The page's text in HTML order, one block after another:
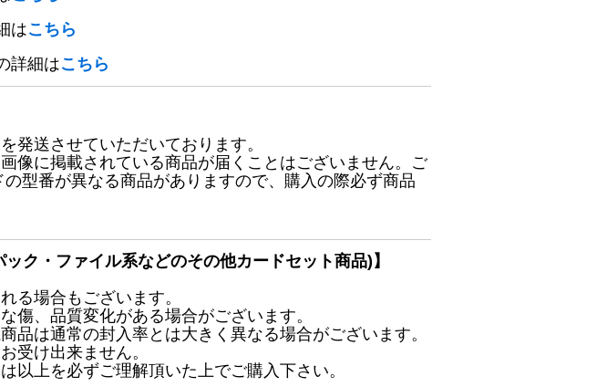
はこちら
詳細はこちら
発送させていただいております。
像に掲載されている商品が届くことはございません。ご
型番が異なる商品がありますので、購入の際必ず商品
ク・ファイル系などのその他カードセット商品)】
る場合もございます。
傷、品質変化がある場合がございます。
品は通常の封入率とは大きく異なる場合がございます。
受け出来ません。
以上を必ずご理解頂いた上でご購入下さい。